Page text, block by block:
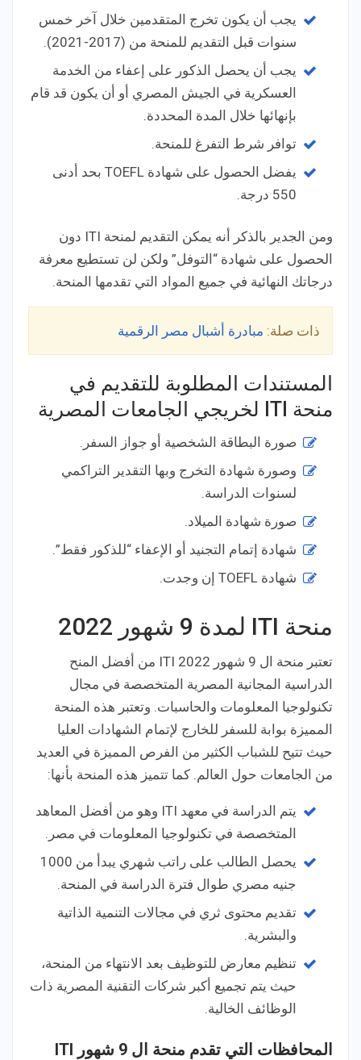
يجب أن يكون تخرج المتقدمين خلال آخر خمس
سنوات قبل التقديم للمنحة من (2017-2021).
يجب أن يحصل الذكور على إعفاء من الخدمة
العسكرية في الجيش المصري أو أن يكون قد قام
بإنهائها خلال المدة المحددة.
توافر شرط التفرغ للمنحة.
يفضل الحصول على شهادة TOEFL بحد أدنى
550 درجة.
ومن الجدير بالذكر أنه يمكن التقديم لمنحة ITI دون
الحصول على شهادة “التوفل” ولكن لن تستطيع معرفة
درجاتك النهائية في جميع المواد التي تقدمها المنحة.
ذات صلة: مبادرة أشبال مصر الرقمية
المستندات المطلوبة للتقديم في
منحة ITI لخريجي الجامعات المصرية
صورة البطاقة الشخصية أو جواز السفر.
وصورة شهادة التخرج وبها التقدير التراكمي
لسنوات الدراسة.
صورة شهادة الميلاد.
شهادة إتمام التجنيد أو الإعفاء “للذكور فقط”.
شهادة TOEFL إن وجدت.
منحة ITI لمدة 9 شهور 2022
تعتبر منحة ال 9 شهور ITI 2022 من أفضل المنح
الدراسية المجانية المصرية المتخصصة في مجال
تكنولوجيا المعلومات والحاسبات. وتعتبر هذه المنحة
المميزة بوابة للسفر للخارج لإتمام الشهادات العليا
حيث تتيح للشباب الكثير من الفرص المميزة في العديد
من الجامعات حول العالم. كما تتميز هذه المنحة بأنها:
يتم الدراسة في معهد ITI وهو من أفضل المعاهد
المتخصصة في تكنولوجيا المعلومات في مصر.
يحصل الطالب على راتب شهري يبدأ من 1000
جنيه مصري طوال فترة الدراسة في المنحة.
تقديم محتوى ثري في مجالات التنمية الذاتية
والبشرية.
تنظيم معارض للتوظيف بعد الانتهاء من المنحة،
حيث يتم تجميع أكبر شركات التقنية المصرية ذات
الوظائف الخالية.
المحافظات التي تقدم منحة ال 9 شهور ITI